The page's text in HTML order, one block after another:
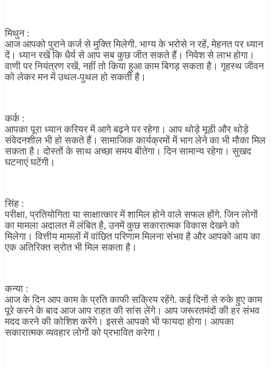
मिथुन :
आज आपको पुराने कर्ज से मुक्ति मिलेगी. भाग्य के भरोसे न रहें, मेहनत पर ध्यान
दें। ध्यान रखें कि धैर्य से आप सब कुछ जीत सकते हैं। निवेश से लाभ होगा।
वाणी पर नियंत्रण रखें, नहीं तो किया हुआ काम बिगड़ सकता है। गृहस्थ जीवन
को लेकर मन में उथल-पुथल हो सकती है।
कर्क :
आपका पूरा ध्यान करियर में आगे बढ़ने पर रहेगा। आप थोड़े मूडी और थोड़े
संवेदनशील भी हो सकते हैं। सामाजिक कार्यक्रमों में भाग लेने का भी मौका मिल
सकता है। दोस्तों के साथ अच्छा समय बीतेगा। दिन सामान्य रहेगा। सुखद
घटनाएं घटेंगी।
सिंह :
परीक्षा, प्रतियोगिता या साक्षात्कार में शामिल होने वाले सफल होंगे. जिन लोगों
का मामला अदालत में लंबित है, उनमें कुछ सकारात्मक विकास देखने को
मिलेगा। वित्तीय मामलों में वांछित परिणाम मिलना संभव है और आपको आय का
एक अतिरिक्त स्रोत भी मिल सकता है।
कन्या :
आज के दिन आप काम के प्रति काफी सक्रिय रहेंगे. कई दिनों से रुके हुए काम
पूरे करने के बाद आज आप राहत की सांस लेंगे। आप जरूरतमंदों की हर संभव
मदद करने की कोशिश करेंगे। इससे आपको भी फायदा होगा। आपका
सकारात्मक व्यवहार लोगों को प्रभावित करेगा।